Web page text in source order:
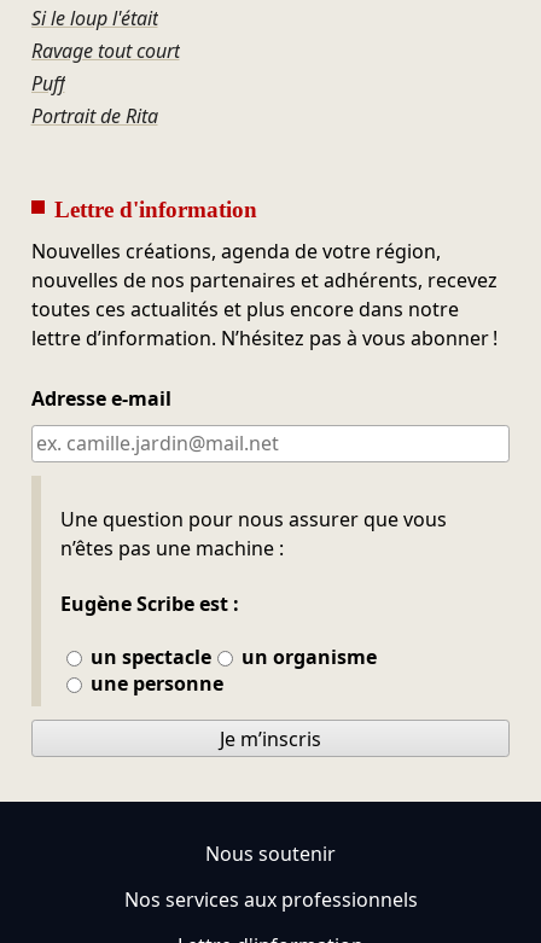
Si le loup l'était
Ravage tout court
Puff
Portrait de Rita
Lettre d'information
Nouvelles créations, agenda de votre région,
nouvelles de nos partenaires et adhérents, recevez
toutes ces actualités et plus encore dans notre
lettre d’information. N’hésitez pas à vous abonner !
Adresse e-mail
Une question pour nous assurer que vous
n’êtes pas une machine :
Eugène Scribe est :
un spectacle
un organisme
une personne
Ne pas remplir
Je m’inscris
Nous soutenir
Nos services aux professionnels